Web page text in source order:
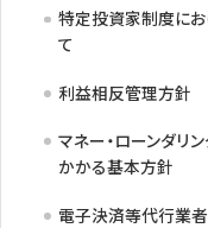
特定投資家制度にお
て
利益相反管理方針
マネー・ローンダリ
かかる基本方針
電子決済等代行業